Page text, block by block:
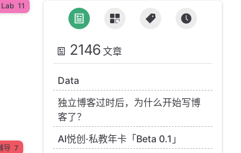
11
导 7
2146 文章
Data
独立博客过时后，为什么开始写博
客了？
AI悦创·私教年卡「Beta 0.1」